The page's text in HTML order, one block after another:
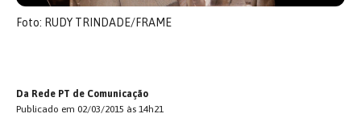
Foto: RUDY TRINDADE/FRAME
Da Rede PT de Comunicação
Publicado em 02/03/2015 às 14h21